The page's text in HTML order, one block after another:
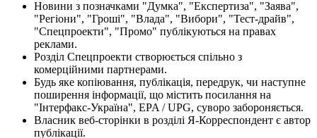
Новини з позначками "Думка", "Експертиза", "Заява",
"Регіони", "Гроші", "Влада", "Вибори", "Тест-драйв",
"Спецпроекти", "Промо" публікуються на правах
реклами.
Розділ Спецпроекти створюється спільно з
комерційними партнерами.
Будь яке копіювання, публікація, передрук, чи наступне
поширення інформації, що містить посилання на
"Інтерфакс-Україна", EPA / UPG, суворо забороняється.
Власник веб-сторінки в розділі Я-Корреспондент є автор
публікації.